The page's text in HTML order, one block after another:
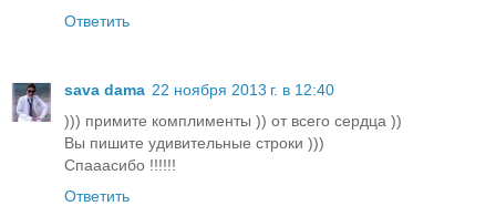
Ответить
sava dama 22 ноября 2013 г. в 12:40
))) примите комплименты )) от всего сердца ))
Вы пишите удивительные строки )))
Спааасибо !!!!!!
Ответить